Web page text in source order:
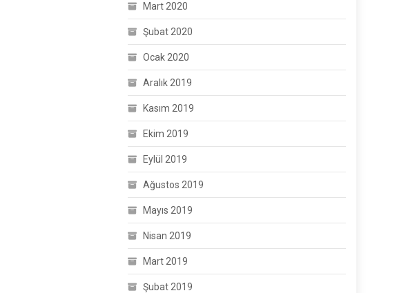
Mart 2020
Şubat 2020
Ocak 2020
Aralık 2019
Kasım 2019
Ekim 2019
Eylül 2019
Ağustos 2019
Mayıs 2019
Nisan 2019
Mart 2019
Şubat 2019